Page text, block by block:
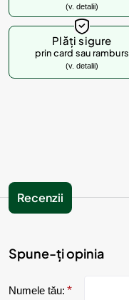
(v. detalii)
Plăți sigure
prin card sau ramburs
(v. detalii)
Recenzii
Spune-ți opinia
Numele tău: